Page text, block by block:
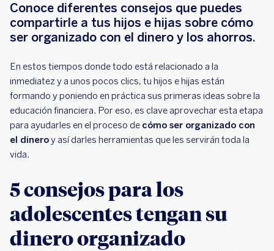
dinero organizado
1. Apóyalos para abrir una cuenta bancaria
para jóvenes
2. Enséñales a dividir y distribuir su dinero
3. Ayúdalos a ponerse metas que puedan
alcanzar
4. Que anoten en qué gastan
5. Es ideal que piensen en sus planes
Conoce diferentes consejos que puedes
compartirle a tus hijos e hijas sobre cómo
ser organizado con el dinero y los ahorros.
En estos tiempos donde todo está relacionado a la
inmediatez y a unos pocos clics, tu hijos e hijas están
formando y poniendo en práctica sus primeras ideas sobre la
educación financiera. Por eso, es clave aprovechar esta etapa
para ayudarles en el proceso de cómo ser organizado con
el dineroy así darles herramientas que les servirán toda la
vida.
5 consejos para los
adolescentes tengan su
dinero organizado